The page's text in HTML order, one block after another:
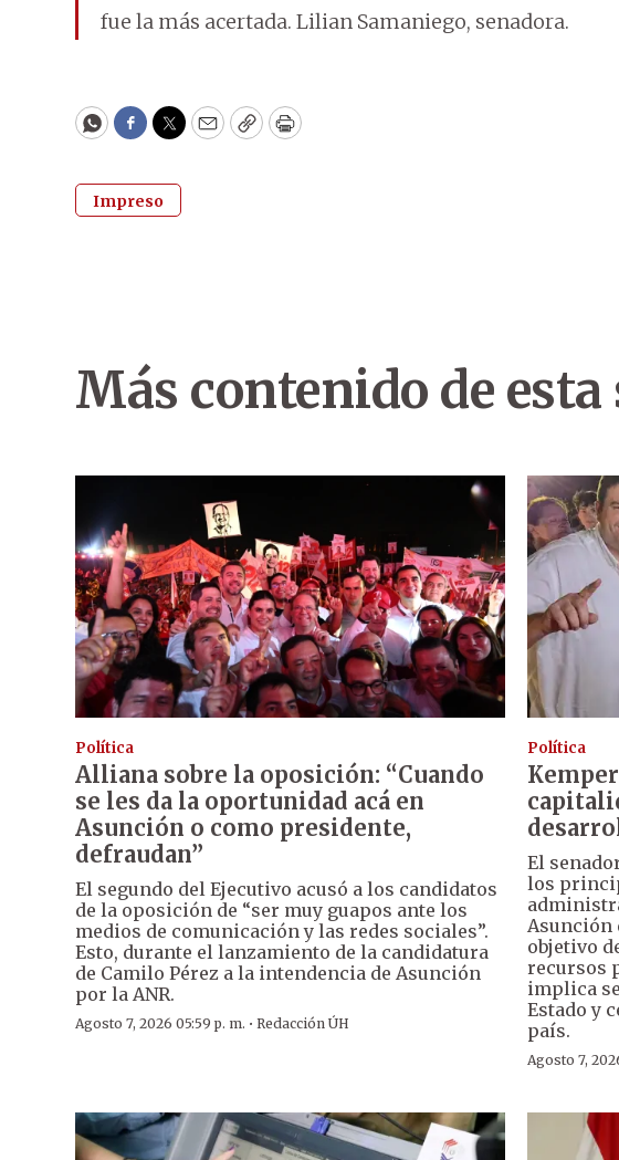
fue la más acertada. Lilian Samaniego, senadora.
WhatsApp
Facebook
Twitter
EmailCopyPrint
Impreso
Más contenido de esta
Política
Alliana sobre la oposición: “Cuando
se les da la oportunidad acá en
Asunción o como presidente,
defraudan”
El segundo del Ejecutivo acusó a los candidatos
de la oposición de “ser muy guapos ante los
medios de comunicación y las redes sociales”.
Esto, durante el lanzamiento de la candidatura
de Camilo Pérez a la intendencia de Asunción
por la ANR.
Agosto 7, 2026 05:59 p. m. · Redacción ÚH
Política
El
los
Asunción
objetivo
recursos
implica
Estado y
país.
Agosto 7,